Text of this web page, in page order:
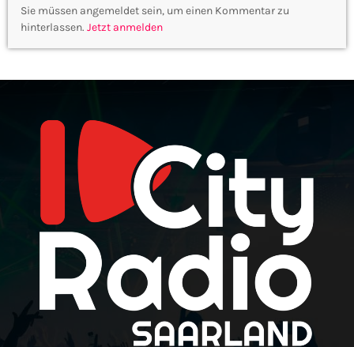
Sie müssen angemeldet sein, um einen Kommentar zu
hinterlassen. Jetzt anmelden